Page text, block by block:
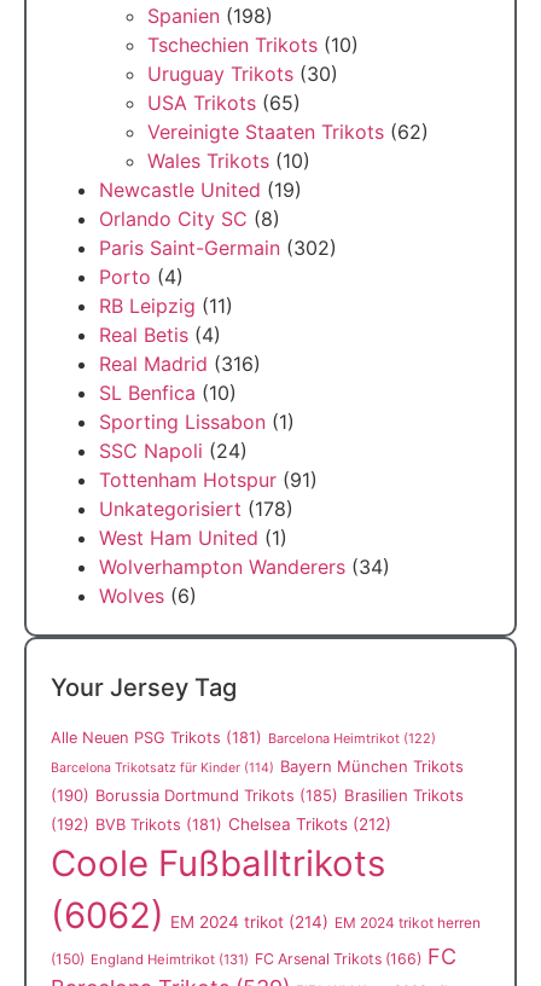
Spanien (198)
Tschechien Trikots (10)
Uruguay Trikots (30)
USA Trikots (65)
Vereinigte Staaten Trikots (62)
Wales Trikots (10)
Newcastle United (19)
Orlando City SC (8)
Paris Saint-Germain (302)
Porto (4)
RB Leipzig (11)
Real Betis (4)
Real Madrid (316)
SL Benfica (10)
Sporting Lissabon (1)
SSC Napoli (24)
Tottenham Hotspur (91)
Unkategorisiert (178)
West Ham United (1)
Wolverhampton Wanderers (34)
Wolves (6)
Your Jersey Tag
Alle Neuen PSG Trikots (181) Barcelona Heimtrikot (122)
Barcelona Trikotsatz für Kinder (114) Bayern München Trikots
(190) Borussia Dortmund Trikots (185) Brasilien Trikots
(192) BVB Trikots (181) Chelsea Trikots (212)
Coole Fußballtrikots
(6062) EM 2024 trikot (214) EM 2024 trikot herren
(150) England Heimtrikot (131) FC Arsenal Trikots (166) FC